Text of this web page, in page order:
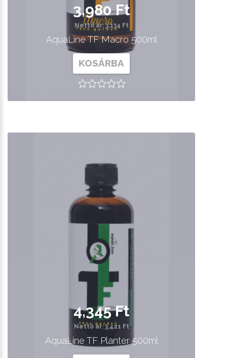
3,980 Ft
Nettó ár: 3,134 Ft
AquaLine TF Macro 500ml
KOSÁRBA
4,345 Ft
Nettó ár: 3,421 Ft
AquaLine TF Planter 500ml